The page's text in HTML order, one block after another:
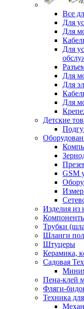
Все
Для
Для
Для
Для
Для
Для
Детские
GSM
Изделия из
Трубки
Шланги
Штуцеры
Керамика,
Садовая
Пена-клей
Фляги-
Техника